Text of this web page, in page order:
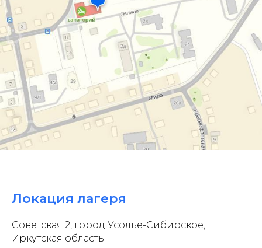
Локация лагеря
Советская 2, город Усолье-Сибирское,
Иркутская область.